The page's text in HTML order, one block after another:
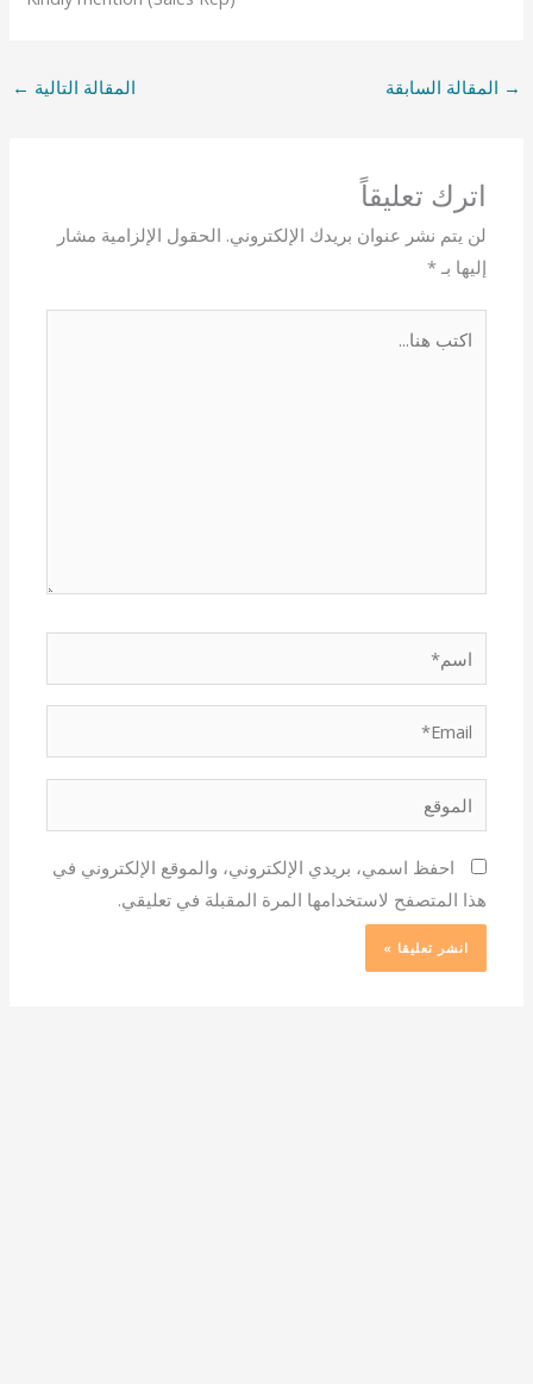
→ المقالة السابقة المقالة التالية ←
اترك تعليقاً
لن يتم نشر عنوان بريدك الإلكتروني. الحقول الإلزامية مشار
إليها بـ*
اسم*
Email*
الموقع
احفظ اسمي، بريدي الإلكتروني، والموقع الإلكتروني في
هذا المتصفح لاستخدامها المرة المقبلة في تعليقي.